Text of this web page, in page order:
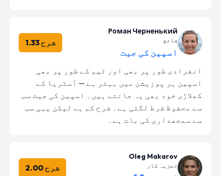
Роман Черненький
شائق
اسپین کی جیت
شرح 1.33
انفرادی طور پر بھی اور ٹیم کے طور پر بھی
اسپین ہر پوزیشن میں بہتر ہے — آسٹریا کے
کھلاڑی خود بھی یہ جانتے ہیں۔ اسپین کی جیت سب
سے محفوظ شرط لگتی ہے۔ شرح کم ہے لیکن یہی سب
سے سمجھداری کی بات ہے۔
Oleg Makarov
تجزیہ کار شرح 2.00